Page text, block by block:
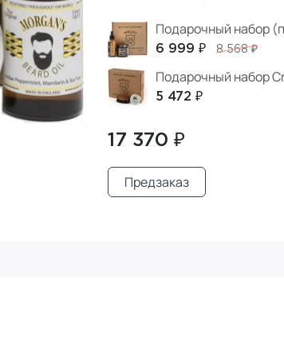
6 999 ₽ 8 568 ₽
Подарочный набор
5 472 ₽
17 370 ₽
Предзаказ